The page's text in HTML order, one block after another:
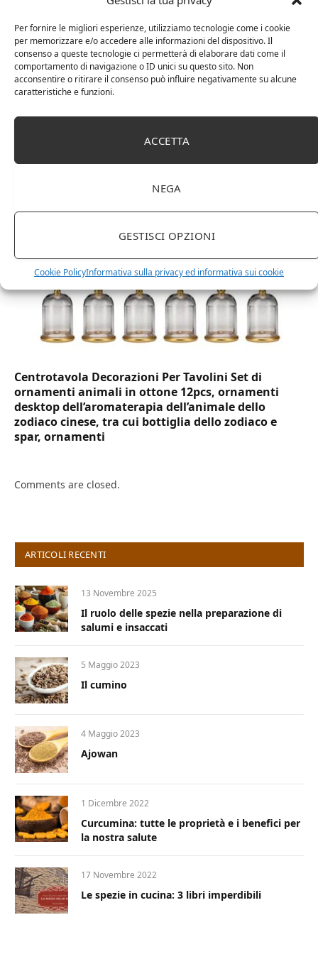
Per fornire le migliori esperienze, utilizziamo tecnologie come i cookie
per memorizzare e/o accedere alle informazioni del dispositivo. Il
consenso a queste tecnologie ci permetterà di elaborare dati come il
comportamento di navigazione o ID unici su questo sito. Non
acconsentire o ritirare il consenso può influire negativamente su alcune
caratteristiche e funzioni.
ACCETTA
NEGA
GESTISCI OPZIONI
Cookie PolicyInformativa sulla privacy ed informativa sui cookie
trasparenti monouso 350 ML tacca 0,3 alta qualità
usa e getta bicchiere riciclabili per acqua bevande
Centrotavola Decorazioni Per Tavolini Set di
ornamenti animali in ottone 12pcs, ornamenti
desktop dell’aromaterapia dell’animale dello
zodiaco cinese, tra cui bottiglia dello zodiaco e
spar, ornamenti
Comments are closed.
ARTICOLI RECENTI
13 Novembre 2025
Il ruolo delle spezie nella preparazione di
salumi e insaccati
5 Maggio 2023
Il cumino
4 Maggio 2023
Ajowan
1 Dicembre 2022
Curcumina: tutte le proprietà e i benefici per
la nostra salute
17 Novembre 2022
Le spezie in cucina: 3 libri imperdibili